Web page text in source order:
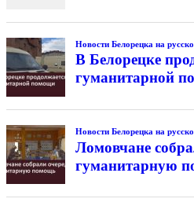
Новости Белорецка на
В Белорецке
гуманитарной
Новости Белорецка на
Ломовчане
гуманитарную